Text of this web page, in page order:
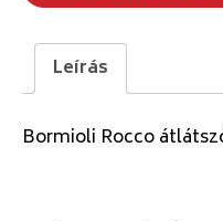
Leírás
Bormioli Rocco